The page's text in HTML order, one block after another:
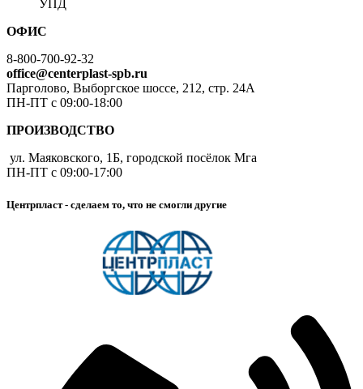
УПД
ОФИС
8-800-700-92-32
office@centerplast-spb.ru
Парголово, Выборгское шоссе, 212, стр. 24А
ПН-ПТ с 09:00-18:00
ПРОИЗВОДСТВО
ул. Маяковского, 1Б, городской посёлок Мга
ПН-ПТ с 09:00-17:00
Центрпласт - сделаем то, что не смогли другие